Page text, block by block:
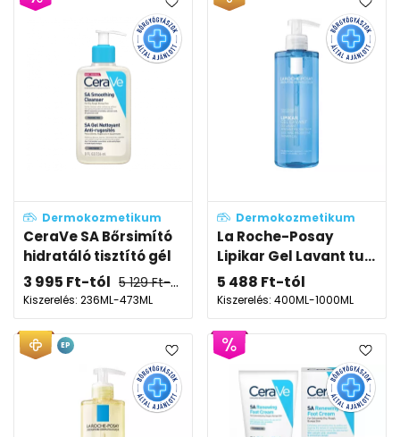
Dermokozmetikum
CeraVe SA Bőrsimító
hidratáló tisztító gél
3 995 Ft-tól 5 129Ft-tól
Kiszerelés: 236ML-473ML
Dermokozmetikum
La Roche-Posay
Lipikar Gel Lavant tu...
5 488 Ft-tól
Kiszerelés: 400ML-1000ML
EP